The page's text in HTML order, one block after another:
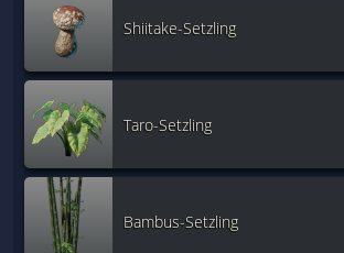
Shiitake-Setzling
Taro-Setzling
Bambus-Setzling